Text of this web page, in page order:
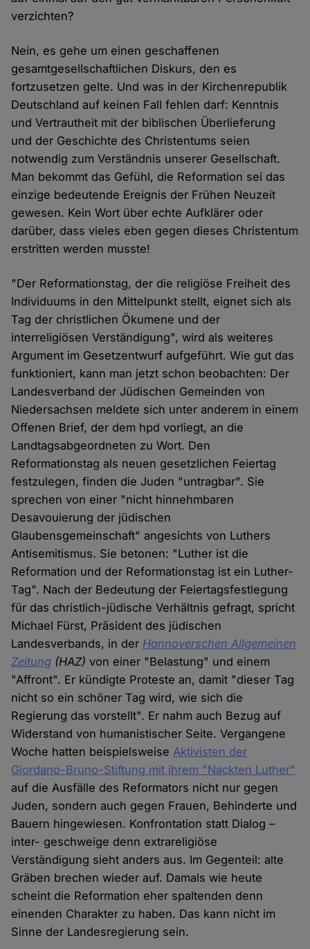
verzichten?
Nein, es gehe um einen geschaffenen
gesamtgesellschaftlichen Diskurs, den es
fortzusetzen gelte. Und was in der Kirchenrepublik
Deutschland auf keinen Fall fehlen darf: Kenntnis
und Vertrautheit mit der biblischen Überlieferung
und der Geschichte des Christentums seien
notwendig zum Verständnis unserer Gesellschaft.
Man bekommt das Gefühl, die Reformation sei das
einzige bedeutende Ereignis der Frühen Neuzeit
gewesen. Kein Wort über echte Aufklärer oder
darüber, dass vieles eben gegen dieses Christentum
erstritten werden musste!
"Der Reformationstag, der die religiöse Freiheit des
Individuums in den Mittelpunkt stellt, eignet sich als
Tag der christlichen Ökumene und der
interreligiösen Verständigung", wird als weiteres
Argument im Gesetzentwurf aufgeführt. Wie gut das
funktioniert, kann man jetzt schon beobachten: Der
Landesverband der Jüdischen Gemeinden von
Niedersachsen meldete sich unter anderem in einem
Offenen Brief, der dem hpd vorliegt, an die
Landtagsabgeordneten zu Wort. Den
Reformationstag als neuen gesetzlichen Feiertag
festzulegen, finden die Juden "untragbar". Sie
sprechen von einer "nicht hinnehmbaren
Desavouierung der jüdischen
Glaubensgemeinschaft" angesichts von Luthers
Antisemitismus. Sie betonen: "Luther ist die
Reformation und der Reformationstag ist ein Luther-
Tag". Nach der Bedeutung der Feiertagsfestlegung
für das christlich-jüdische Verhältnis gefragt, spricht
Michael Fürst, Präsident des jüdischen
Landesverbands, in der Hannoverschen Allgemeinen
Zeitung (HAZ) von einer "Belastung" und einem
"Affront". Er kündigte Proteste an, damit "dieser Tag
nicht so ein schöner Tag wird, wie sich die
Regierung das vorstellt". Er nahm auch Bezug auf
Widerstand von humanistischer Seite. Vergangene
Woche hatten beispielsweiseAktivisten der
Giordano-Bruno-Stiftung mit ihrem "Nackten Luther"
auf die Ausfälle des Reformators nicht nur gegen
Juden, sondern auch gegen Frauen, Behinderte und
Bauern hingewiesen. Konfrontation statt Dialog –
inter- geschweige denn extrareligiöse
Verständigung sieht anders aus. Im Gegenteil: alte
Gräben brechen wieder auf. Damals wie heute
scheint die Reformation eher spaltenden denn
einenden Charakter zu haben. Das kann nicht im
Sinne der Landesregierung sein.